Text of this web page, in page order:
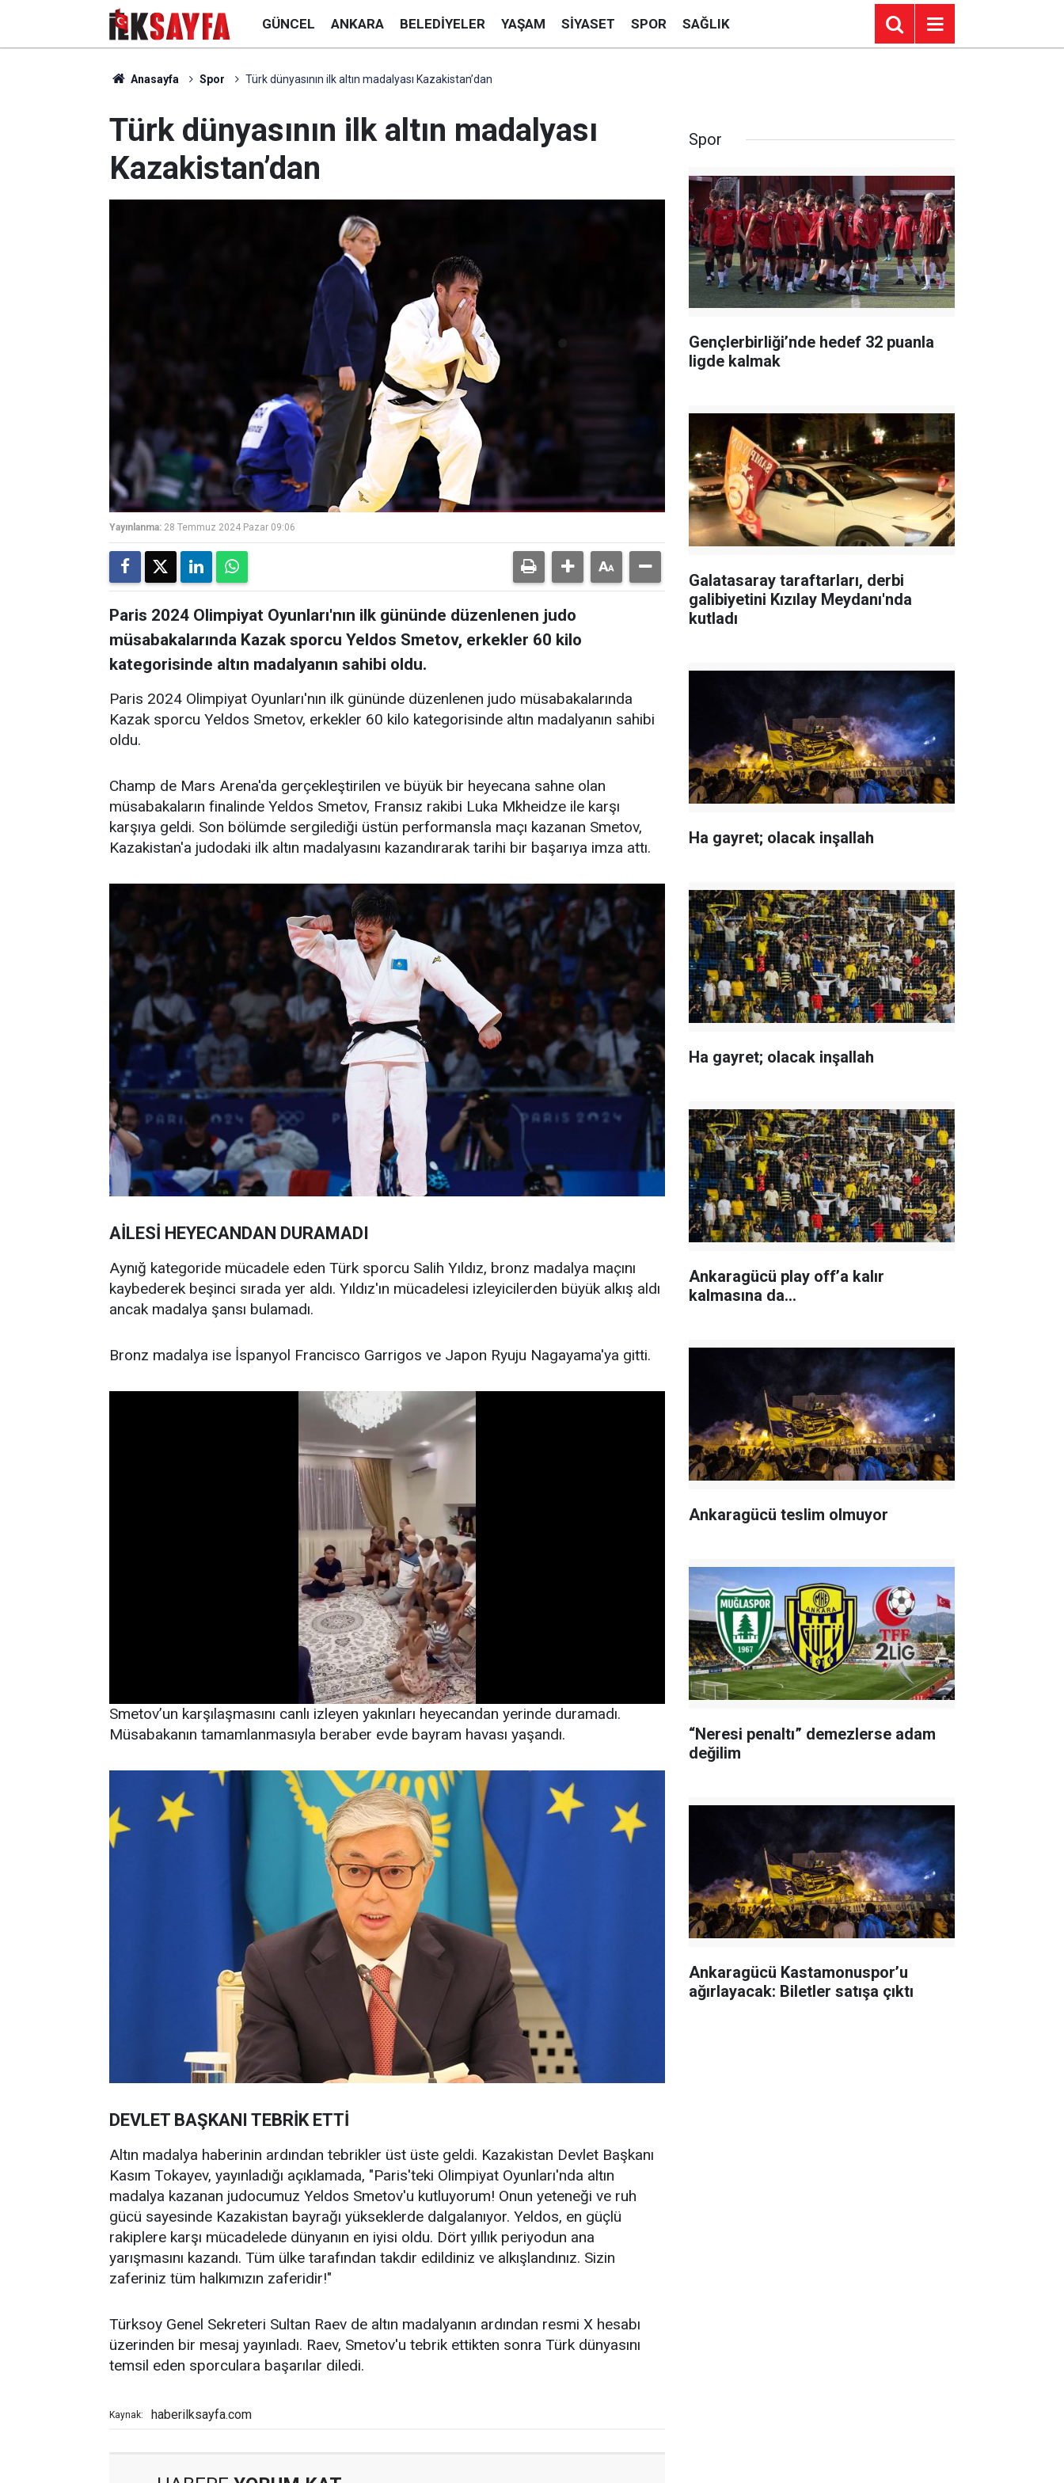
GÜNCEL ANKARA BELEDIYELER YAŞAM SIYASET SPOR SAĞLIK
Anasayfa Spor Türk dünyasının ilk altın madalyası Kazakistan’dan
Türk dünyasının ilk altın madalyası
Kazakistan’dan
Yayınlanma: 28 Temmuz 2024 Pazar 09:06
Paris 2024 Olimpiyat Oyunları'nın ilk gününde düzenlenen judo
müsabakalarında Kazak sporcu Yeldos Smetov, erkekler 60 kilo
kategorisinde altın madalyanın sahibi oldu.
Paris 2024 Olimpiyat Oyunları'nın ilk gününde düzenlenen judo müsabakalarında
Kazak sporcu Yeldos Smetov, erkekler 60 kilo kategorisinde altın madalyanın sahibi
oldu.
Champ de Mars Arena'da gerçekleştirilen ve büyük bir heyecana sahne olan
müsabakaların finalinde Yeldos Smetov, Fransız rakibi Luka Mkheidze ile karşı
karşıya geldi. Son bölümde sergilediği üstün performansla maçı kazanan Smetov,
Kazakistan'a judodaki ilk altın madalyasını kazandırarak tarihi bir başarıya imza attı.
AİLESİ HEYECANDAN DURAMADI
Aynığ kategoride mücadele eden Türk sporcu Salih Yıldız, bronz madalya maçını
kaybederek beşinci sırada yer aldı. Yıldız'ın mücadelesi izleyicilerden büyük alkış aldı
ancak madalya şansı bulamadı.
Bronz madalya ise İspanyol Francisco Garrigos ve Japon Ryuju Nagayama'ya gitti.
Smetov’un karşılaşmasını canlı izleyen yakınları heyecandan yerinde duramadı.
Müsabakanın tamamlanmasıyla beraber evde bayram havası yaşandı.
DEVLET BAŞKANI TEBRİK ETTİ
Altın madalya haberinin ardından tebrikler üst üste geldi. Kazakistan Devlet Başkanı
Kasım Tokayev, yayınladığı açıklamada, "Paris'teki Olimpiyat Oyunları'nda altın
madalya kazanan judocumuz Yeldos Smetov'u kutluyorum! Onun yeteneği ve ruh
gücü sayesinde Kazakistan bayrağı yükseklerde dalgalanıyor. Yeldos, en güçlü
rakiplere karşı mücadelede dünyanın en iyisi oldu. Dört yıllık periyodun ana
yarışmasını kazandı. Tüm ülke tarafından takdir edildiniz ve alkışlandınız. Sizin
zaferiniz tüm halkımızın zaferidir!"
Türksoy Genel Sekreteri Sultan Raev de altın madalyanın ardından resmi X hesabı
üzerinden bir mesaj yayınladı. Raev, Smetov'u tebrik ettikten sonra Türk dünyasını
temsil eden sporculara başarılar diledi.
Kaynak: haberilksayfa.com
Spor
Gençlerbirliği’nde hedef 32 puanla
ligde kalmak
Galatasaray taraftarları, derbi
galibiyetini Kızılay Meydanı'nda
kutladı
Ha gayret; olacak inşallah
Ha gayret; olacak inşallah
Ankaragücü play off’a kalır
kalmasına da…
Ankaragücü teslim olmuyor
“Neresi penaltı” demezlerse adam
değilim
Ankaragücü Kastamonuspor’u
ağırlayacak: Biletler satışa çıktı